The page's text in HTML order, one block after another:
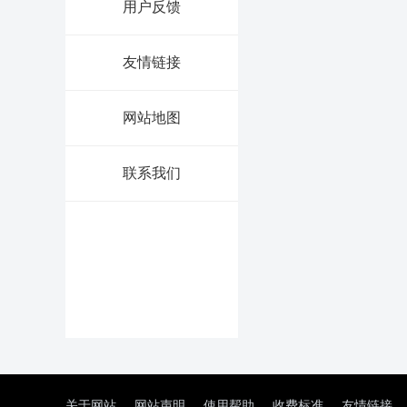
用户反馈
友情链接
网站地图
联系我们